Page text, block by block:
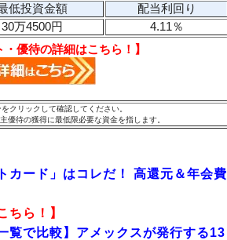
低投資金額
配当利回り
30万4500円
4.11％
優待の詳細はこちら！】
クリックして確認してください。
待の獲得に最低限必要な資金を指します。
カード」はコレだ！ 高還元＆年会費
ちら！】
覧で比較】アメックスが発行する13